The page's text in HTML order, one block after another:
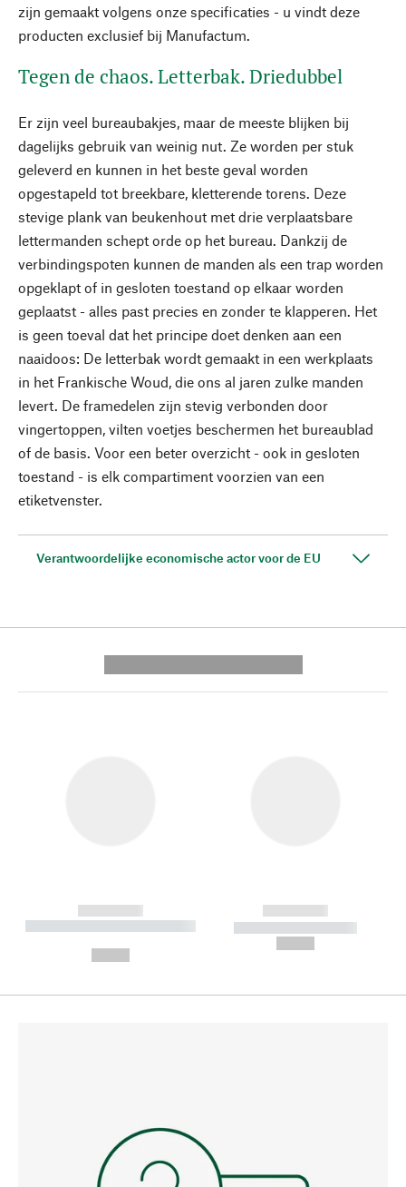
zijn gemaakt volgens onze specificaties - u vindt deze
producten exclusief bij Manufactum.
Tegen de chaos. Letterbak. Driedubbel
Er zijn veel bureaubakjes, maar de meeste blijken bij
dagelijks gebruik van weinig nut. Ze worden per stuk
geleverd en kunnen in het beste geval worden
opgestapeld tot breekbare, kletterende torens. Deze
stevige plank van beukenhout met drie verplaatsbare
lettermanden schept orde op het bureau. Dankzij de
verbindingspoten kunnen de manden als een trap worden
opgeklapt of in gesloten toestand op elkaar worden
geplaatst - alles past precies en zonder te klapperen. Het
is geen toeval dat het principe doet denken aan een
naaidoos: De letterbak wordt gemaakt in een werkplaats
in het Frankische Woud, die ons al jaren zulke manden
levert. De framedelen zijn stevig verbonden door
vingertoppen, vilten voetjes beschermen het bureaublad
of de basis. Voor een beter overzicht - ook in gesloten
toestand - is elk compartiment voorzien van een
etiketvenster.
Verantwoordelijke economische actor voor de EU
------------
----------- ----------- --------
------------
----------- -----------